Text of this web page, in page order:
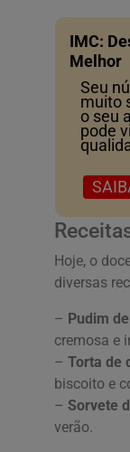
IMC:
Melhor
Seu
muito
o seu
pode
Hoje, o
diversas
– Pudim
cremosa e
– Torta de
biscoito e
– Sorvete
verão.